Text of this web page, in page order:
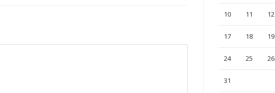
10 11 12
17 18 19
24 25 26
31